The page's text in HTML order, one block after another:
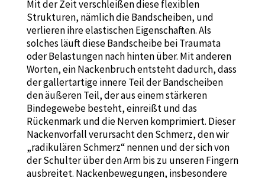
Mit der Zeit verschleißen diese flexiblen
Strukturen, nämlich die Bandscheiben, und
verlieren ihre elastischen Eigenschaften. Als
solches läuft diese Bandscheibe bei Traumata
oder Belastungen nach hinten über. Mit anderen
Worten, ein Nackenbruch entsteht dadurch, dass
der gallertartige innere Teil der Bandscheiben
den äußeren Teil, der aus einem stärkeren
Bindegewebe besteht, einreißt und das
Rückenmark und die Nerven komprimiert. Dieser
Nackenvorfall verursacht den Schmerz, den wir
„radikulären Schmerz“ nennen und der sich von
der Schulter über den Arm bis zu unseren Fingern
ausbreitet. Nackenbewegungen, insbesondere